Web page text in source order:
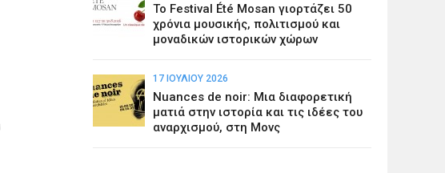
Το Festival Été Mosan γιορτάζει 50
χρόνια μουσικής, πολιτισμού και
μοναδικών ιστορικών χώρων
17 ΙΟΥΛΊΟΥ 2026
Nuances de noir: Μια διαφορετική
ματιά στην ιστορία και τις ιδέες του
αναρχισμού, στη Μονς